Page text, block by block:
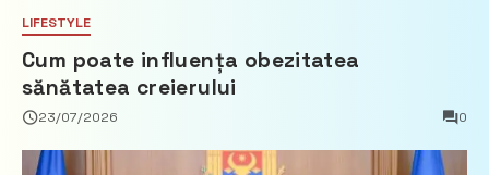
LIFESTYLE
Cum poate influența obezitatea
sănătatea creierului
23/07/2026 0